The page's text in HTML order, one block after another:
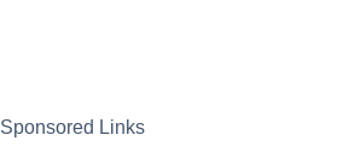
Sponsored Links